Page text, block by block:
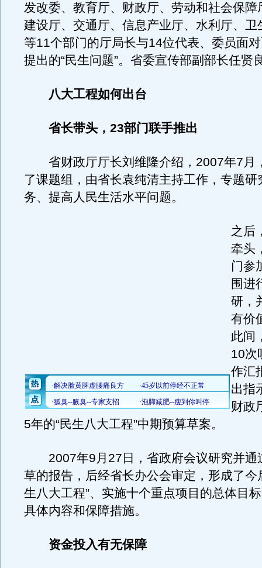
发改委、教育厅、财政厅、劳动和社会保障
建设厅、交通厅、信息产业厅、水利厅、卫
等11个部门的厅局长与14位代表、委员面
提出的“民生问题”。省委宣传部副部长任贤
八大工程如何出台
省长带头，23部门联手推出
省财政厅厅长刘维隆介绍，2007年7月
了课题组，由省长袁纯清主持工作，专题研
务、提高人民生活水平问题。
之后
牵头
门参
围进
研，
有价
此间
10次
作汇
出指
财政
5年的“民生八大工程”中期预算草案。
2007年9月27日，省政府会议研究并通
草的报告，后经省长办公会审定，形成了今
生八大工程”、实施十个重点项目的总体目
具体内容和保障措施。
资金投入有无保障